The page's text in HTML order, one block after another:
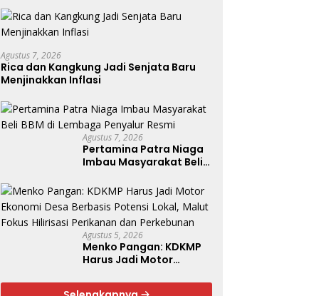
Agustus 7, 2026
Rica dan Kangkung Jadi Senjata Baru
Menjinakkan Inflasi
Agustus 7, 2026
Pertamina Patra Niaga
Imbau Masyarakat Beli
Penyalur Resmi
Agustus 5, 2026
Menko Pangan: KDKMP
Harus Jadi Motor
Potensi Lokal, Malut